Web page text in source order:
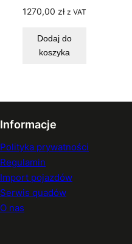
1270,00 zł z VAT
Dodaj do
koszyka
Informacje
Polityka prywatności
Regulamin
Import pojazdów
Serwis quadów
O nas